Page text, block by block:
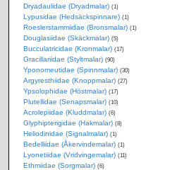
Dryadaulidae (Dryadmalar) (1)
Lypusidae (Hedsäckspinnare) (1)
Roeslerstammiidae (Bronsmalar) (1)
Douglasiidae (Skäckmalar) (5)
Bucculatricidae (Kronmalar) (17)
Gracillariidae (Styltmalar) (90)
Yponomeutidae (Spinnmalar) (30)
Argyresthiidae (Knoppmalar) (27)
Ypsolophidae (Höstmalar) (17)
Plutellidae (Senapsmalar) (10)
Acrolepiidae (Kluddmalar) (6)
Glyphipterigidae (Hakmalar) (8)
Heliodinidae (Signalmalar) (1)
Bedelliidae (Åkervindemalar) (1)
Lyonetiidae (Vridvingemalar) (11)
Ethmiidae (Sorgmalar) (6)